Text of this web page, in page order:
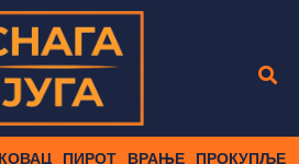
ПИРОТ ВРАЊЕ ПРОКУПЉЕ